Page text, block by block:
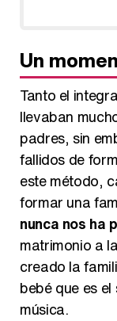
Un
Tanto el
llevaban
padres, sin
fallidos de
este método,
formar una
nunca nos ha
matrimonio a
creado la
bebé que es
música.